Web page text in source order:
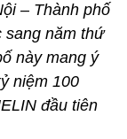
– Thành phố
sang năm thứ
này mang ý
niệm 100
đầu tiên